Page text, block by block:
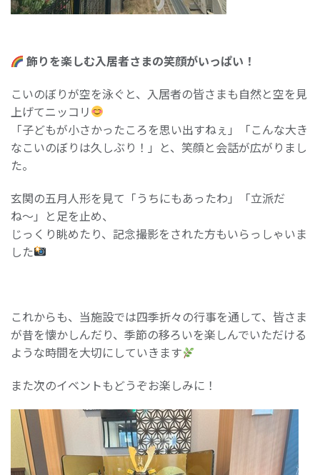
飾りを楽しむ入居者さまの笑顔がいっぱい！
こいのぼりが空を泳ぐと、入居者の皆さまも自然と空を見
上げてニッコリ
「子どもが小さかったころを思い出すねぇ」「こんな大き
なこいのぼりは久しぶり！」と、笑顔と会話が広がりまし
た。
玄関の五月人形を見て「うちにもあったわ」「立派だ
ね〜」と足を止め、
じっくり眺めたり、記念撮影をされた方もいらっしゃいま
した
これからも、当施設では四季折々の行事を通して、皆さま
が昔を懐かしんだり、季節の移ろいを楽しんでいただける
ような時間を大切にしていきます
また次のイベントもどうぞお楽しみに！